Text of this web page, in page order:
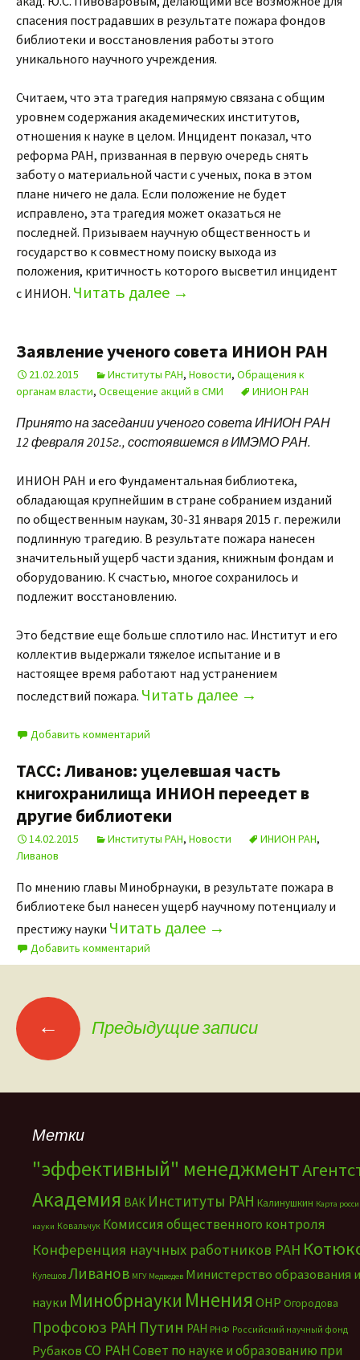
спасения пострадавших в результате пожара фондов
библиотеки и восстановления работы этого
уникального научного учреждения.
Считаем, что эта трагедия напрямую связана с общим
уровнем содержания академических институтов,
отношения к науке в целом. Инцидент показал, что
реформа РАН, призванная в первую очередь снять
заботу о материальной части с ученых, пока в этом
плане ничего не дала. Если положение не будет
исправлено, эта трагедия может оказаться не
последней. Призываем научную общественность и
государство к совместному поиску выхода из
положения, критичность которого высветил инцидент
с ИНИОН. Читать далее →
Заявление ученого совета ИНИОН РАН
21.02.2015 Институты РАН, Новости, Обращения к
органам власти, Освещение акций в СМИ ИНИОН РАН
Принято на заседании ученого совета ИНИОН РАН
12 февраля 2015г., состоявшемся в ИМЭМО РАН.
ИНИОН РАН и его Фундаментальная библиотека,
обладающая крупнейшим в стране собранием изданий
по общественным наукам, 30-31 января 2015 г. пережили
подлинную трагедию. В результате пожара нанесен
значительный ущерб части здания, книжным фондам и
оборудованию. К счастью, многое сохранилось и
подлежит восстановлению.
Это бедствие еще больше сплотило нас. Институт и его
коллектив выдержали тяжелое испытание и в
настоящее время работают над устранением
последствий пожара. Читать далее →
Добавить комментарий
ТАСС: Ливанов: уцелевшая часть
книгохранилища ИНИОН переедет в
другие библиотеки
14.02.2015 Институты РАН, Новости ИНИОН РАН,
Ливанов
По мнению главы Минобрнауки, в результате пожара в
библиотеке был нанесен ущерб научному потенциалу и
престижу науки Читать далее →
Добавить комментарий
Навигация по записям
← Предыдущие записи
Метки
"эффективный" менеджмент
Академия ВАК Институты РАН Калинушкин Карта
науки Ковальчук Комиссия общественного контроля
Конференция научных работников РАН
Кулешов Ливанов МГУ Медведев Министерство образования и
науки Минобрнауки Мнения ОНР Огородова
Профсоюз РАН Путин РАН РНФ Российский научный фонд
Рубаков СО РАНСовет по науке и образованию при